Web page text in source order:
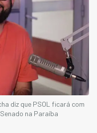
diz que PSOL ficará com
na Paraíba